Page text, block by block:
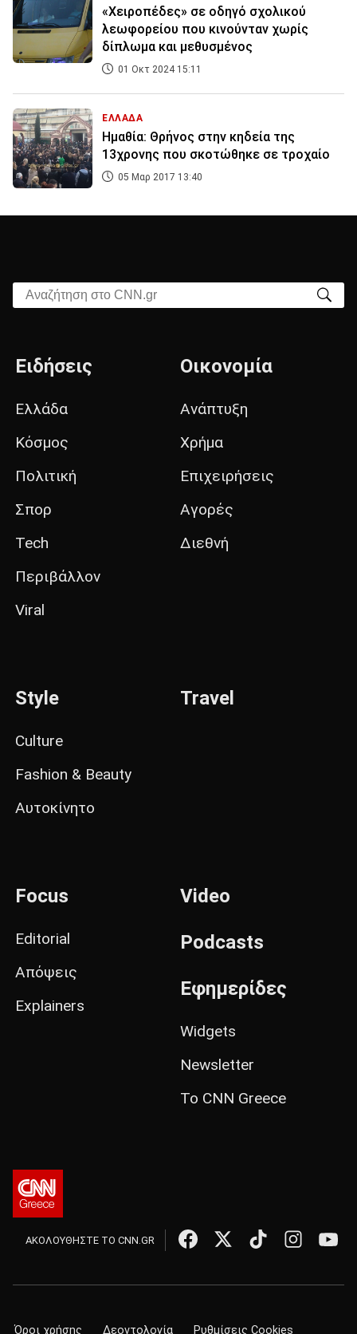
«Χειροπέδες» σε οδηγό σχολικού
λεωφορείου που κινούνταν χωρίς
δίπλωμα και μεθυσμένος
01 Οκτ 2024 15:11
ΕΛΛΑΔΑ
Ημαθία: Θρήνος στην κηδεία της
13χρονης που σκοτώθηκε σε τροχαίο
05 Μαρ 2017 13:40
Αναζήτηση στο CNN.gr
Ειδήσεις
Ελλάδα
Κόσμος
Πολιτική
Σπορ
Tech
Περιβάλλον
Viral
Οικονομία
Ανάπτυξη
Χρήμα
Επιχειρήσεις
Αγορές
Διεθνή
Style
Culture
Fashion & Beauty
Αυτοκίνητο
Travel
Focus
Editorial
Απόψεις
Explainers
Video
Podcasts
Εφημερίδες
Widgets
Newsletter
Το CNN Greece
ΑΚΟΛΟΥΘΗΣΤΕ ΤΟ CNN.GR
Όροι χρήσης Δεοντολογία Ρυθμίσεις Cookies